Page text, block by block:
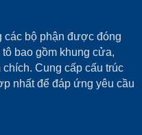
các bộ phận được đóng
bao gồm khung cửa,
Cung cấp cấu trúc
nhất để đáp ứng yêu cầu